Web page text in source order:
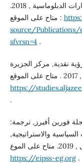
والمعوقات أمام منطقة الخليج, أكاديمية الإمارات الدبلوماسية , 2018.
متاح على الموقع :
source/Publications/
sfvrsn=4 .
نقدية, مركز الجزيرة
https://
.
فورين أفيرز, ترجمة:
والاستراتيجية,
https://eipss-eg.org.